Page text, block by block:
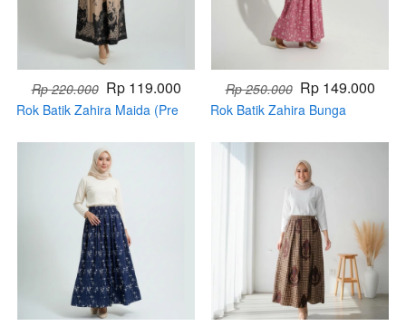
Rp 220.000 Rp 119.000
Rok Batik Zahira Maida (Pre
Rp 250.000 Rp 149.000
Rok Batik Zahira Bunga